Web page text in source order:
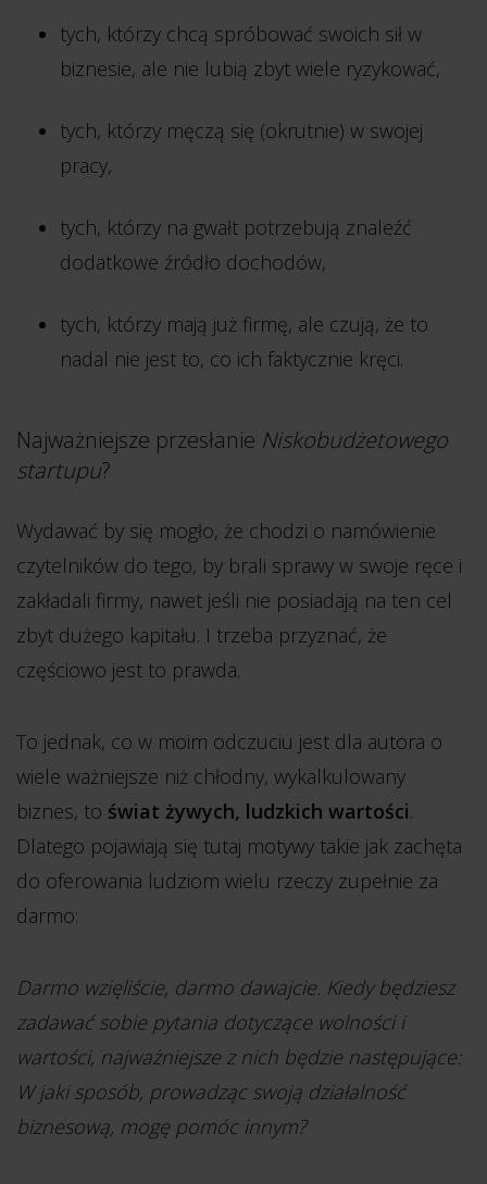
tych, którzy chcą spróbować swoich sił w
biznesie, ale nie lubią zbyt wiele ryzykować,
tych, którzy męczą się (okrutnie) w swojej
pracy,
tych, którzy na gwałt potrzebują znaleźć
dodatkowe źródło dochodów,
tych, którzy mają już firmę, ale czują, że to
nadal nie jest to, co ich faktycznie kręci.
Najważniejsze przesłanie Niskobudżetowego
startupu?
Wydawać by się mogło, że chodzi o namówienie
czytelników do tego, by brali sprawy w swoje ręce i
zakładali firmy, nawet jeśli nie posiadają na ten cel
zbyt dużego kapitału. I trzeba przyznać, że
częściowo jest to prawda.
To jednak, co w moim odczuciu jest dla autora o
wiele ważniejsze niż chłodny, wykalkulowany
biznes, to świat żywych, ludzkich wartości.
Dlatego pojawiają się tutaj motywy takie jak zachęta
do oferowania ludziom wielu rzeczy zupełnie za
darmo:
Darmo wzięliście, darmo dawajcie. Kiedy będziesz
zadawać sobie pytania dotyczące wolności i
wartości, najważniejsze z nich będzie następujące:
W jaki sposób, prowadząc swoją działalność
biznesową, mogę pomóc innym?